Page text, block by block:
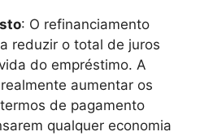
: O refinanciamento
reduzir o total de juros
do empréstimo. A
aumentar os
de pagamento
qualquer economia